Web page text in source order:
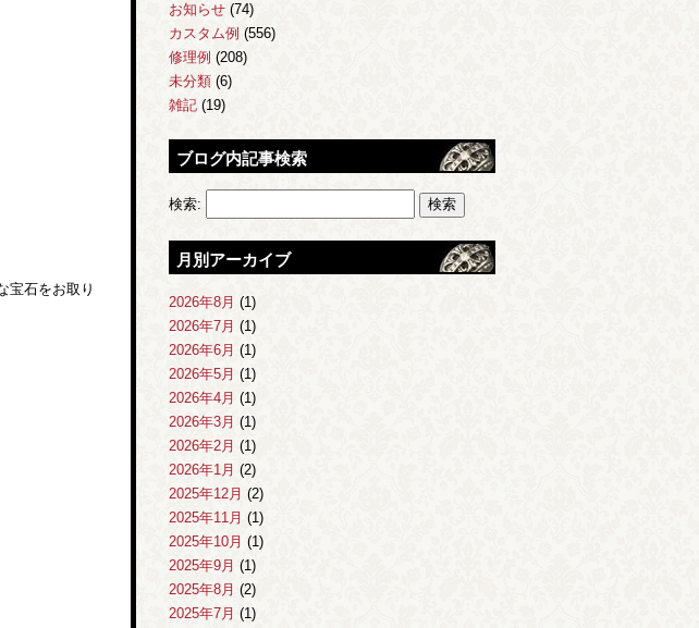
宝石をお取り
お知らせ (74)
カスタム例 (556)
修理例 (208)
未分類 (6)
雑記 (19)
ブログ内記事検索
検索:
月別アーカイブ
2026年8月 (1)
2026年7月 (1)
2026年6月 (1)
2026年5月 (1)
2026年4月 (1)
2026年3月 (1)
2026年2月 (1)
2026年1月 (2)
2025年12月 (2)
2025年11月 (1)
2025年10月 (1)
2025年9月 (1)
2025年8月 (2)
2025年7月 (1)